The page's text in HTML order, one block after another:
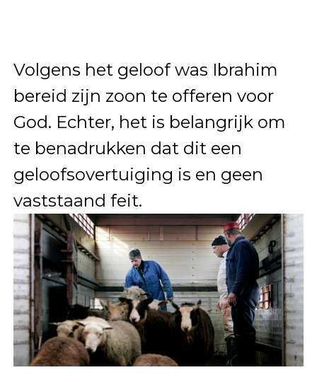
Volgens het geloof was Ibrahim
bereid zijn zoon te offeren voor
God. Echter, het is belangrijk om
te benadrukken dat dit een
geloofsovertuiging is en geen
vaststaand feit.